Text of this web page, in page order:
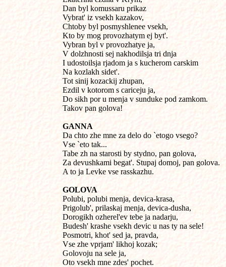
Dan byl komussaru prikaz
Vybrat' iz vsekh kazakov,
Chtoby byl posmyshlenee vsekh,
Kto by mog provozhatym ej byt'.
Vybran byl v provozhatye ja,
V dolzhnosti sej nakhodilsja tri dnja
I udostoilsja rjadom ja s kucherom carskim
Na kozlakh sidet'.
Tot sinij kozackij zhupan,
Ezdil v kotorom s cariceju ja,
Do sikh por u menja v sunduke pod zamkom.
Takov pan golova!
GANNA
Da chto zhe mne za delo do `etogo vsego?
Vse `eto tak...
Tabe zh na starosti by stydno, pan golova,
Za devushkami begat'. Stupaj domoj, pan golova.
A to ja Levke vse rasskazhu.
GOLOVA
Polubi, polubi menja, devica-krasa,
Prigolub', prilaskaj menja, devica-dusha,
Dorogikh ozherel'ev tebe ja nadarju,
Budesh' krashe vsekh devic u nas ty na sele!
Posmotri, khot' sed ja, pravda,
Vse zhe vprjam' likhoj kozak;
Golovoju na sele ja,
Oto vsekh mne zdes' pochet.